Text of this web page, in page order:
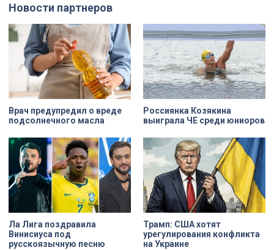
дня стали заезды на специальных
адаптивных карт-машинах, где
ветераны смогли лично
протестировать технику и
почувствовать скорость.
Николая на улице Марата. Здание
XIX века, прошедшее через
несколько перестроек, сегодня
переживает второе рождение.
Жемчужина, объекта культурного
наследия — исторические часы.
Их элементы утрачены на 90%.
Новости партнеров
Врач предупредил о вреде
подсолнечного масла
Россиянка Козякина
выиграла ЧЕ среди юниоров
Ла Лига поздравила
Винисиуса под
русскоязычную песню
Трамп: США хотят
урегулирования конфликта
на Украине